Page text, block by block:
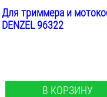
Для триммера и
DENZEL 96322
В КОРЗИНУ